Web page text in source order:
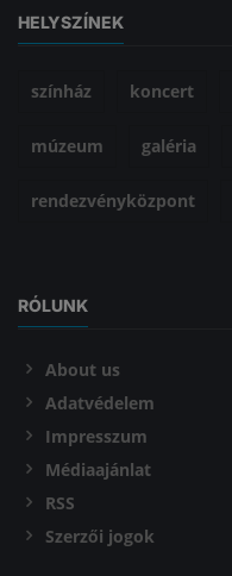
HELYSZÍNEK
színház koncert
múzeum galéria
rendezvényközpont
RÓLUNK
About us
Adatvédelem
Impresszum
Médiaajánlat
RSS
Szerzői jogok